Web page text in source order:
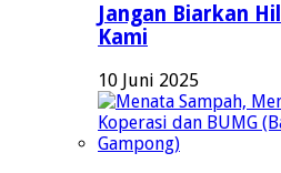
Jangan Biarkan
Kami
10 Juni 2025